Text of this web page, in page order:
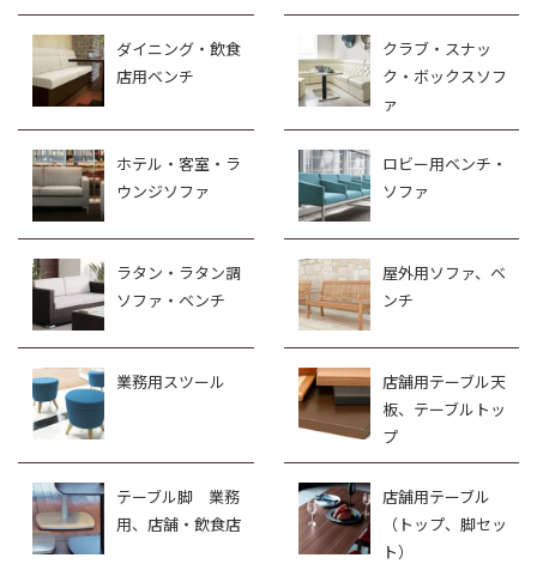
ダイニング・飲食
店用ベンチ
クラブ・スナッ
ク・ボックスソフ
ァ
ホテル・客室・ラ
ウンジソファ
ロビー用ベンチ・
ソファ
ラタン・ラタン調
ソファ・ベンチ
屋外用ソファ、ベ
ンチ
業務用スツール
店舗用テーブル天
板、テーブルトッ
プ
テーブル脚 業務
用、店舗・飲食店
店舗用テーブル
（トップ、脚セッ
ト）